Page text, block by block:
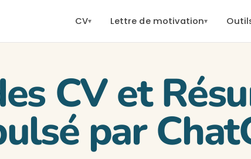
CV▾ Lettre de motivation▾
CV et
par